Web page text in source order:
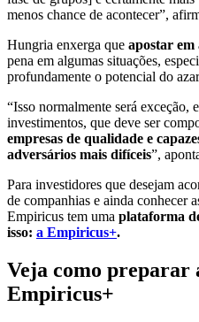
menos chance de acontecer”,
Hungria enxerga que apostar em
pena em algumas situações,
profundamente o potencial do
“Isso normalmente será exceção,
investimentos, que deve ser
empresas de qualidade e
adversários mais difíceis”,
Para investidores que desejam
de companhias e ainda conhecer
Empiricus tem uma plataforma
isso: a Empiricus+.
Veja como preparar
Empiricus+